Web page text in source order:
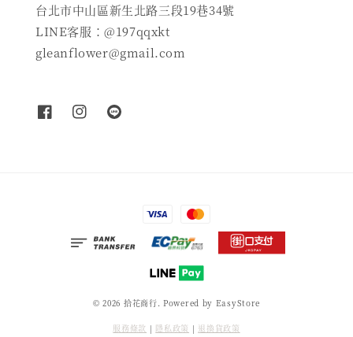
台北市中山區新生北路三段19巷34號
LINE客服：@197qqxkt
gleanflower@gmail.com
© 2026 拾花商行. Powered by EasyStore
服務條款 | 隱私政策 | 退換貨政策